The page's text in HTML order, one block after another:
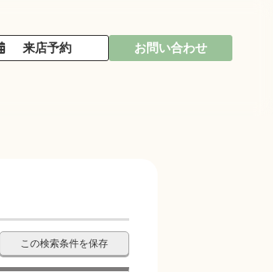
来店予約 お問い合わせ
この検索条件を保存